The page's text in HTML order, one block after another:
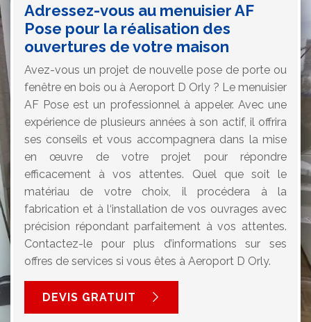
Adressez-vous au menuisier AF
Pose pour la réalisation des
ouvertures de votre maison
Avez-vous un projet de nouvelle pose de porte ou
fenêtre en bois ou à Aeroport D Orly ? Le menuisier
AF Pose est un professionnel à appeler. Avec une
expérience de plusieurs années à son actif, il offrira
ses conseils et vous accompagnera dans la mise
en œuvre de votre projet pour répondre
efficacement à vos attentes. Quel que soit le
matériau de votre choix, il procédera à la
fabrication et à l‘installation de vos ouvrages avec
précision répondant parfaitement à vos attentes.
Contactez-le pour plus d’informations sur ses
offres de services si vous êtes à Aeroport D Orly.
DEVIS GRATUIT